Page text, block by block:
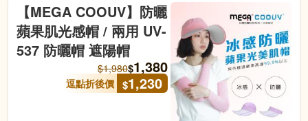
【MEGA COOUV】防曬
蘋果肌光感帽 / 兩用 UV-
537 防曬帽 遮陽帽
$1,980$1,380
逗點折後價 $1,230